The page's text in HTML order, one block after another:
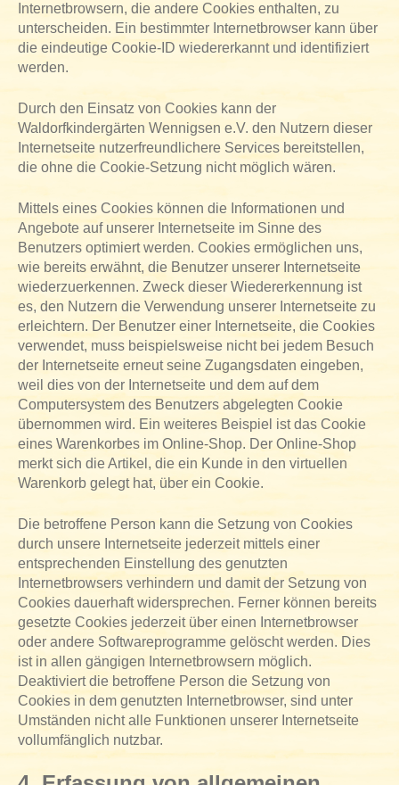
Internetbrowsern, die andere Cookies enthalten, zu
unterscheiden. Ein bestimmter Internetbrowser kann über
die eindeutige Cookie-ID wiedererkannt und identifiziert
werden.
Durch den Einsatz von Cookies kann der
Waldorfkindergärten Wennigsen e.V. den Nutzern dieser
Internetseite nutzerfreundlichere Services bereitstellen,
die ohne die Cookie-Setzung nicht möglich wären.
Mittels eines Cookies können die Informationen und
Angebote auf unserer Internetseite im Sinne des
Benutzers optimiert werden. Cookies ermöglichen uns,
wie bereits erwähnt, die Benutzer unserer Internetseite
wiederzuerkennen. Zweck dieser Wiedererkennung ist
es, den Nutzern die Verwendung unserer Internetseite zu
erleichtern. Der Benutzer einer Internetseite, die Cookies
verwendet, muss beispielsweise nicht bei jedem Besuch
der Internetseite erneut seine Zugangsdaten eingeben,
weil dies von der Internetseite und dem auf dem
Computersystem des Benutzers abgelegten Cookie
übernommen wird. Ein weiteres Beispiel ist das Cookie
eines Warenkorbes im Online-Shop. Der Online-Shop
merkt sich die Artikel, die ein Kunde in den virtuellen
Warenkorb gelegt hat, über ein Cookie.
Die betroffene Person kann die Setzung von Cookies
durch unsere Internetseite jederzeit mittels einer
entsprechenden Einstellung des genutzten
Internetbrowsers verhindern und damit der Setzung von
Cookies dauerhaft widersprechen. Ferner können bereits
gesetzte Cookies jederzeit über einen Internetbrowser
oder andere Softwareprogramme gelöscht werden. Dies
ist in allen gängigen Internetbrowsern möglich.
Deaktiviert die betroffene Person die Setzung von
Cookies in dem genutzten Internetbrowser, sind unter
Umständen nicht alle Funktionen unserer Internetseite
vollumfänglich nutzbar.